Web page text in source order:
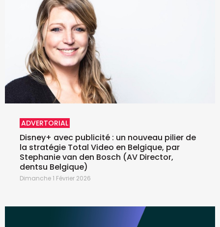
ADVERTORIAL
Disney+ avec publicité : un nouveau pilier de
la stratégie Total Video en Belgique, par
Stephanie van den Bosch (AV Director,
dentsu Belgique)
Dimanche 1 Février 2026